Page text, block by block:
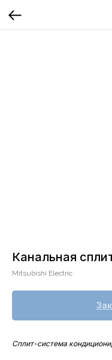
Канальная
Mitsubishi Electric
Сплит-система